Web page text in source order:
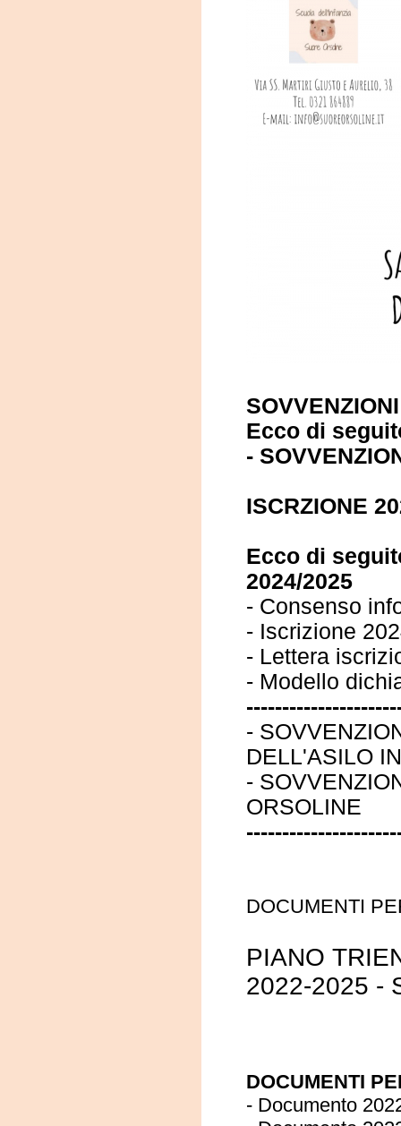
Ecco di
-
ISCRZIONE
Ecco di
2024/2025
- Consenso
- Iscrizione
- Lettera
- Modello
-
DELL'ASILO
-
ORSOLINE
DOCUMENTI
PIANO
2022-2025 -
DOCUMENTI
- Documento